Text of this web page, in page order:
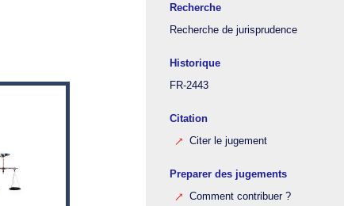
Recherche
Recherche de jurisprudence
Historique
FR-2443
Citation
Citer le jugement
Preparer des jugements
Comment contribuer ?